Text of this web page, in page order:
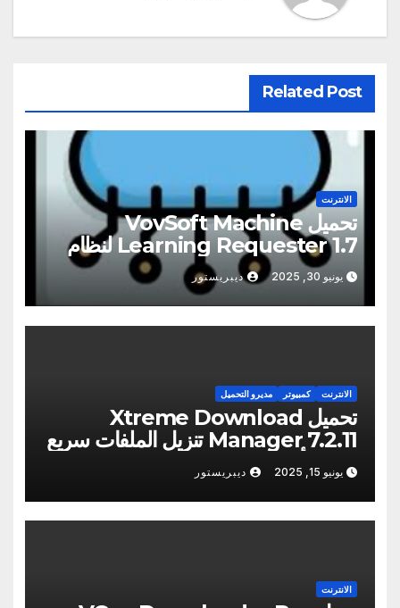
Related Post
الانترنت
تحميل VovSoft Machine
Learning Requester 1.7 لنظام
التشغيل Windows
يونيو 30, 2025 ديبريستور
الانترنت كمبيوتر مديرو التحميل
تحميل Xtreme Download
Manager 7.2.11 تنزيل الملفات سريع
وفعال أحدث
يونيو 15, 2025 ديبريستور
الانترنت